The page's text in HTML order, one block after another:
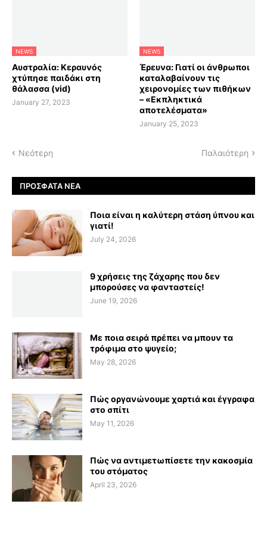
NEWS
Αυστραλία: Κεραυνός
χτύπησε παιδάκι στη
θάλασσα (vid)
January 27, 2023
NEWS
Έρευνα: Γιατί οι άνθρωποι
καταλαβαίνουν τις
χειρονομίες των πιθήκων
– «Εκπληκτικά
αποτελέσματα»
January 25, 2023
Νεότερη Παλαιότερη
ΠΡΌΣΦΑΤΑ ΝΈΑ
Ποια είναι η καλύτερη στάση ύπνου και
γιατί!
July 24, 2026
9 χρήσεις της ζάχαρης που δεν
μπορούσες να φανταστείς!
June 19, 2026
Με ποια σειρά πρέπει να μπουν τα
τρόφιμα στο ψυγείο;
May 28, 2026
Πώς οργανώνουμε χαρτιά και έγγραφα
στο σπίτι
May 11, 2026
Πώς να αντιμετωπίσετε την κακοσμία
του στόματος
April 23, 2026